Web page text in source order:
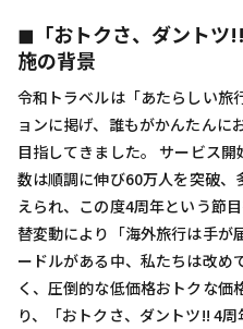
◼︎「おトクさ、ダントツ
施の背景
令和トラベルは「あたらしい旅
ョンに掲げ、誰もがかんたんに
目指してきました。 サービス
数は順調に伸び60万人を突破
えられ、この度4周年という節
替変動により「海外旅行は手が
ードルがある中、私たちは改め
く、圧倒的な低価格おトクな価
り、「おトクさ、ダントツ!! 4